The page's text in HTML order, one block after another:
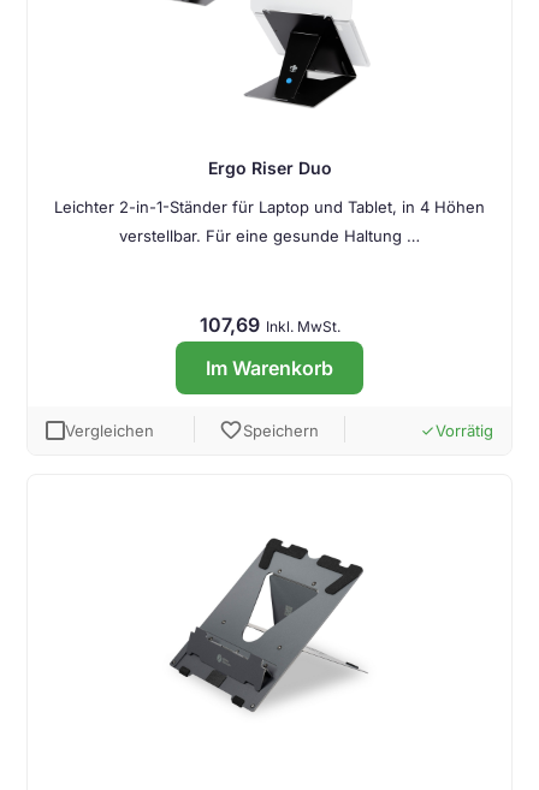
Ergo Riser Duo
Leichter 2-in-1-Ständer für Laptop und Tablet, in 4 Höhen
verstellbar. Für eine gesunde Haltung …
107,69 Inkl. MwSt.
Im Warenkorb
Vergleichen favoriteSpeichern doneVorrätig